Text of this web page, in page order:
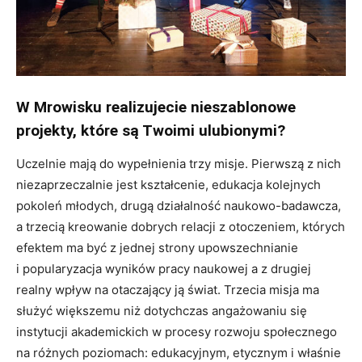
W Mrowisku realizujecie nieszablonowe
projekty, które są Twoimi ulubionymi?
Uczelnie mają do wypełnienia trzy misje. Pierwszą z nich
niezaprzeczalnie jest kształcenie, edukacja kolejnych
pokoleń młodych, drugą działalność naukowo-badawcza,
a trzecią kreowanie dobrych relacji z otoczeniem, których
efektem ma być z jednej strony upowszechnianie
i popularyzacja wyników pracy naukowej a z drugiej
realny wpływ na otaczający ją świat. Trzecia misja ma
służyć większemu niż dotychczas angażowaniu się
instytucji akademickich w procesy rozwoju społecznego
na różnych poziomach: edukacyjnym, etycznym i właśnie